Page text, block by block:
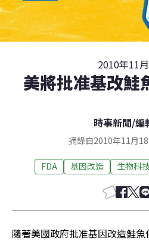
2010年11
美將批准基改鮭
時事新聞/編
摘錄自2010年11月
FDA 基因改造 生物科
隨著美國政府批准基因改造鮭